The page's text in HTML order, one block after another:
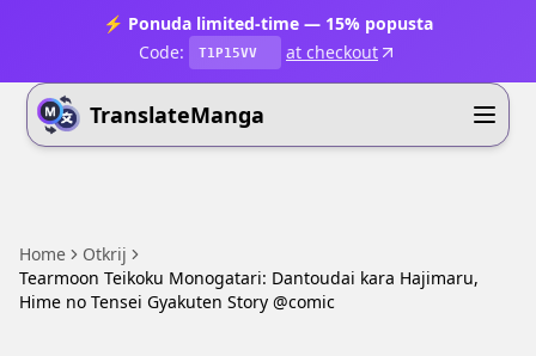
⚡ Ponuda limited-time — 15% popusta
Code:
T1P15VV at checkout
TranslateManga
Home
Otkrij
Tearmoon Teikoku Monogatari: Dantoudai kara Hajimaru,
Hime no Tensei Gyakuten Story @comic